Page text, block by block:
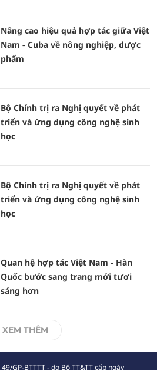
Nâng cao hiệu quả hợp tác giữa Việt
Nam - Cuba về nông nghiệp, dược
phẩm
Bộ Chính trị ra Nghị quyết về phát
triển và ứng dụng công nghệ sinh
học
Bộ Chính trị ra Nghị quyết về phát
triển và ứng dụng công nghệ sinh
học
Quan hệ hợp tác Việt Nam - Hàn
Quốc bước sang trang mới tươi
sáng hơn
XEM THÊM
49/GP-BTTTT - do Bộ TT&TT cấp ngày